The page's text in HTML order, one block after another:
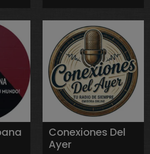
Conexiones Del
Ayer